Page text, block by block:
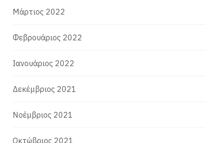
Μάρτιος 2022
Φεβρουάριος 2022
Ιανουάριος 2022
Δεκέμβριος 2021
Νοέμβριος 2021
Οκτώβριος 2021